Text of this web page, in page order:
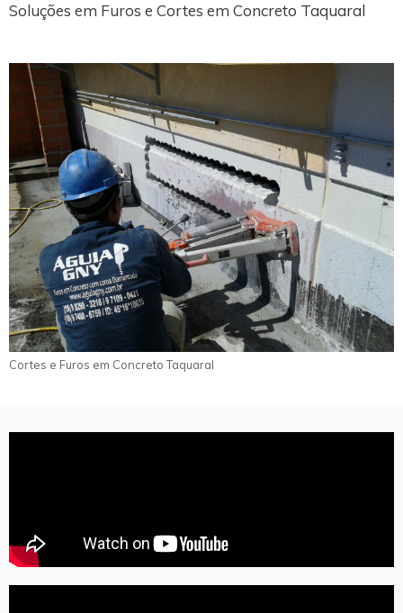
Soluções em Furos e Cortes em Concreto Taquaral
Cortes e Furos em Concreto Taquaral